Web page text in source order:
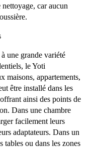
car aucun
une grande variété
le Yoti
maisons, appartements,
être installé dans les
ainsi des points de
Dans une chambre
facilement leurs
adaptateurs. Dans un
tables ou dans les zones